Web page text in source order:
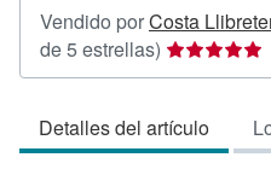
Vendido porCosta
de 5 estrellas) Calificación
del
5
de
Detalles del artículo